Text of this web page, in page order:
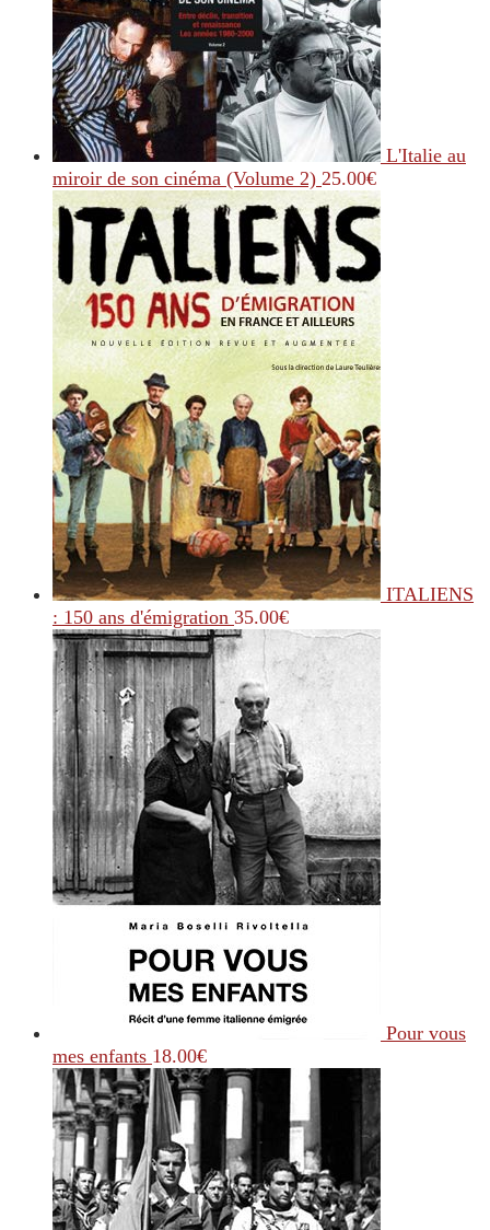
L'Italie au
miroir de son cinéma (Volume 2) 25.00€
ITALIENS
: 150 ans d'émigration 35.00€
Pour vous
mes enfants 18.00€